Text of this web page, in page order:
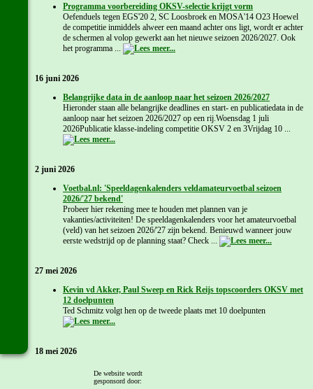
Programma voorbereiding OKSV-selectie krijgt vorm
Oefenduels tegen EGS'20 2, SC Loosbroek en MOSA'14 O23 Hoewel
de competitie inmiddels alweer een maand achter ons ligt, wordt er achter
de schermen al volop gewerkt aan het nieuwe seizoen 2026/2027. Ook
het programma ...
16 juni 2026
Belangrijke data in de aanloop naar het seizoen 2026/2027
Hieronder staan alle belangrijke deadlines en start- en publicatiedata in de
aanloop naar het seizoen 2026/2027 op een rij.Woensdag 1 juli
2026Publicatie klasse-indeling competitie OKSV 2 en 3Vrijdag 10 ...
2 juni 2026
Voetbal.nl: 'Speeldagenkalenders veldamateurvoetbal seizoen
2026/'27 bekend'
Probeer hier rekening mee te houden met plannen van je
vakanties/activiteiten! De speeldagenkalenders voor het amateurvoetbal
(veld) van het seizoen 2026/'27 zijn bekend. Benieuwd wanneer jouw
eerste wedstrijd op de planning staat? Check ...
27 mei 2026
Kevin vd Akker, Paul Sweep en Rick Reijs topscoorders OKSV met
12 doelpunten
Ted Schmitz volgt hen op de tweede plaats met 10 doelpunten
18 mei 2026
Kliknieuws: '5G: Achilles Reek verzekert zich van nacompetitie;
VCO behoudt vijfde plek'
De website wordt
gesponsord door: